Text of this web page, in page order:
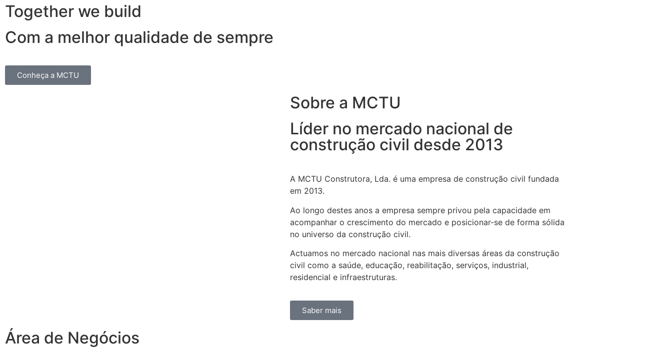
Together we build
Com a melhor qualidade de sempre
Conheça a MCTU
Sobre a MCTU
Líder no mercado nacional de
construção civil desde 2013
A MCTU Construtora, Lda. é uma empresa de construção civil fundada
em 2013.
Ao longo destes anos a empresa sempre privou pela capacidade em
acompanhar o crescimento do mercado e posicionar-se de forma sólida
no universo da construção civil.
Actuamos no mercado nacional nas mais diversas áreas da construção
civil como a saúde, educação, reabilitação, serviços, industrial,
residencial e infraestruturas.
Saber mais
Área de Negócios